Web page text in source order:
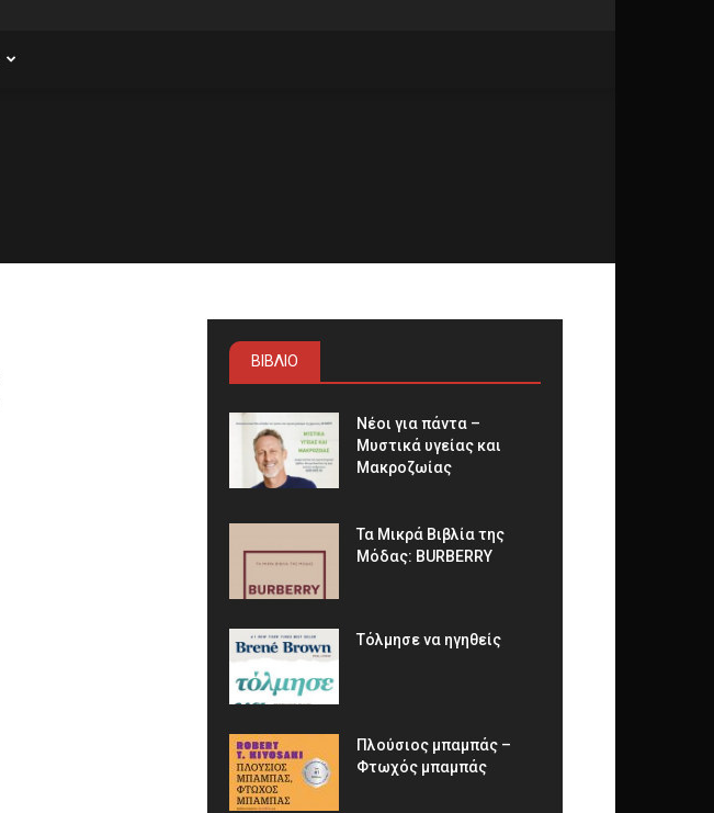
ΒΙΒΛΙΟ
Νέοι για πάντα –
Μυστικά υγείας και
Μακροζωίας
Τα Μικρά Βιβλία της
Μόδας: BURBERRY
Τόλμησε να ηγηθείς
Πλούσιος μπαμπάς –
Φτωχός μπαμπάς